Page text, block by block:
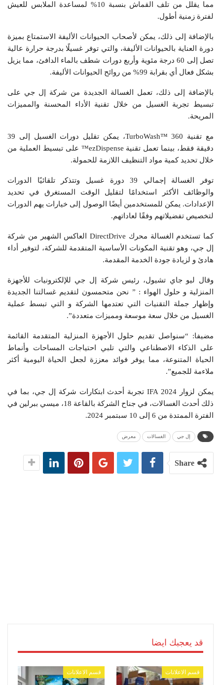
مما يقلل من تلف القماش بنسبة 10% لمساعدة الملابس للعيش
لفترة زمنية أطول.
بالإضافة إلى ذلك، يمكن لأصحاب الحيوانات الأليفة الاستمتاع بميزة
دورة العناية بالحيوانات الأليفة، والتي توفر غسيلًا بدرجة حرارة عالية
تصل إلى 60 درجة مئوية وأربع دورات شطف بالماء الدافئ، مما يزيل
بشكل فعال أي بقرابة 99% من روائح الحيوانات الأليفة.
بالإضافة إلى ذلك، تعمل الغسالة الجديدة من شركة إل جي على
تبسيط تجربة الغسيل من خلال تقنية الأداء المحسنة والمميزات
المريحة.
مع تقنية TurboWash™ 360، يمكن تقليل دورات الغسيل إلى 39
دقيقة فقط، بينما تعمل تقنية ezDispense™ على تبسيط العملية من
خلال تحديد كمية مواد التنظيف اللازمة للحمولة.
توفر الغسالة إجمالي 39 دورة غسيل وتتذكر تلقائيًا الدورات
والوظائف الأكثر استخدامًا لتقليل الوقت المستغرق في تحديد
الإعدادات. يمكن للمستخدمين أيضًا الوصول إلى خيارات يهم الدورات
لتخصيص تفضيلاتهم وفقًا لعاداتهم.
كما تستخدم الغسالة محرك DirectDrive العاكس الشهير من شركة
إل جي، وهو تقنية المكونات الأساسية المتقدمة للشركة، لتوفير أداء
هادئ و لزيادة جودة الخدمة المقدمة.
وقال ليو جاي تشيول، رئيس شركة إل جي للإلكترونيات للأجهزة
المنزلية و حلول الهواء : ” نحن متحمسون لتقديم غسالتنا الجديدة
وإظهار جملة التقنيات التي تعتدمها الشركة و التي تبسط عملية
الغسيل من خلال سعة موسعة ومميزات متعددة”.
مضيفا: “سنواصل تقديم حلول الأجهزة المنزلية المتقدمة القائمة
على الذكاء الاصطناعي والتي تلبي احتياجات المساحات وأنماط
الحياة المتنوعة، مما يوفر فوائد معززة لجعل الحياة اليومية أكثر
ملاءمة للجميع”.
يمكن لزوار IFA 2024 تجربة أحدث ابتكارات شركة إل جي، بما في
ذلك أحدث الغسالات، في جناح الشركة بالقاعة 18، ميسي ببرلين في
الفترة الممتدة من 6 إلى 10 سبتمبر 2024.
إل جي الغسالات معرض
Share
قد يعجبك ايضا
قسم الاعلانات قسم الاعلانات